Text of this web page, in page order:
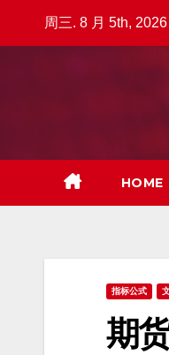
周三. 8 月 5th, 2026
HOME
指标公式
期